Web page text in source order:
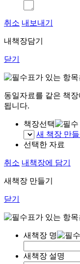
취소 내보내기
내책장담기
닫기
표가 있는 항
동일자료를 같은 책
됩니다.
책장선택
새 책장 만
선택한 자료
취소 내책장에 담기
새책장 만들기
닫기
표가 있는 항
새책장 명
새책장 설명